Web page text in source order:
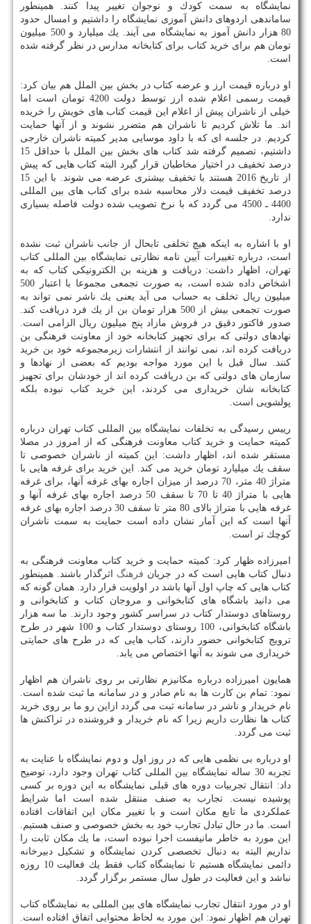
نمایشگاه به سمت كودك و نوجوان تغییر پیدا كنند. همینطور
ساماندهی اردوهای دانش آموزی نمایشگاه را داشتیم و امسال حدود
80 هزار دانش آموز به نمایشگاه می آیند. یك میلیارد و 500 میلیون
تومان هم برای خرید كتاب برای كتابخانه مدارس در نظر گرفته شده
است.
او درباره قیمت ارز و عرضه كتاب در بخش بین الملل هم بیان كرد:
قیمت رسمی اعلام شده ارز توسط دولت 4200 تومان است اما
خیلی از ناشران پیش از اعلام این قیمت كتاب های خویش را خریده
اند. ما تلاش كردیم تا ناشران هم متضرر نشوند و از آنها حمایت
كردیم. در جلسه ای كه با داود موسایی مدیر كمیته ناشران خارجی
داشتیم، تصمیم گرفته شد كتاب های بخش بین الملل با حداقل 15
درصد تخفیف در اختیار مخاطبان قرار گیرد البته كتاب هایی كه پیش
از تاریخ 2016 هستند با تخفیف بیشتری عرضه می شوند. با این 15
درصد تخفیف قیمت دلار محاسبه شده برای كتاب های بین المللی
4400 ـ 4500 می گردد كه با نرخ تصویب شده دولت فاصله بسیاری
ندارد.
او با اشاره به اینكه هیچ تخلفی تابحال از جانب ناشران ثبت نشده
است، درباره تغییرات آیین نامه نظارتی نمایشگاه بین المللی كتاب
تهران، اظهار داشت: دریافت و هزینه بن الكترونیكی كتاب كه به
اشخاص داده شده است، به صورت تجمعی مجموعا با اعتبار 500
میلیون ریال تخلف به حساب می آید یعنی یك ناشر نمی تواند به
صورت تجمعی بیش از 500 هزار تومان بن از یك فرد دریافت كند.
صدور فاكتور دقیق در فروش مازاد پنج میلیون ریال الزامی است.
نهادهای دولتی كه برای تجهیز كتابخانه خود از معاونت فرهنگی بن
دریافت كرده اند، نمی توانند از انتشارات زیرمجموعه خود بن خرید
كنند. سال قبل با این مورد مواجه بودیم كه بعضی از نهادها و
سازمان های دولتی كه بن دریافت كرده اند از خودشان برای تجهیز
كتابخانه شان خریداری می كردند، این خرید كتاب نبوده بلكه
پولشویی است.
رییس رسیدگی به تخلفات نمایشگاه بین المللی كتاب تهران درباره
كمیته حمایت و خرید كتاب معاونت فرهنگی كه از امروز در مصلا
مستقر شده اند، اظهار داشت: این كمیته از ناشران خصوصی تا
سقف یك میلیارد تومان خرید می كند. این خرید برای غرفه هایی با
متراژ 40 متر، 70 درصد از میزان اجاره بهای غرفه آنها، برای غرفه
هایی با متراژ 40 تا 70 تا سقف 50 درصد اجاره بهای غرفه آنها و
غرفه هایی با متراژ بالای 80 متر تا سقف 30 درصد اجاره بهای غرفه
آنها است كه این آمار نشان داده است حمایت به سمت ناشران
كوچك تر است.
امیرزاده ظهار كرد: كمیته حمایت و خرید كتاب معاونت فرهنگی به
دنبال كتاب هایی است كه در جریان فرهنگ اثرگذار باشند. همینطور
كتاب هایی كه چاپ اول آنها باشد در اولویت قرار دارد. همان گونه كه
می دانید باشگاه های كتابخوانی و مروجان كتاب و كتابخوانی و
روستاهای دوستدار كتاب در سراسر كشور وجود دارند. ما سه هزار
باشگاه كتابخوانی، 100 روستای دوستدار كتاب و 100 شهر در طرح
ترویج كتابخوانی حضور دارند، كتاب هایی كه در طرح های حمایتی
خریداری می شوند به آنها اختصاص می یابد.
همایون امیرزاده درباره مكانیزم نظارتی بر روی ناشران هم اظهار
نمود: تمام بن كارت ها به نام صادر و در سامانه ما ثبت شده است.
نام خریدار و ناشر در سامانه ثبت می گردد ازاین رو ما بر روی خرید
كتاب ها نظارت داریم زیرا كه نام خریدار و فروشنده در تراكنش ها
ثبت می گردد.
او درباره بی نظمی هایی كه در روز اول و دوم نمایشگاه با عنایت به
تجربه 30 ساله نمایشگاه بین المللی كتاب تهران وجود دارد، توضیح
داد: انتقال تجربیات دوره های قبلی نمایشگاه به این دوره بر كسی
پوشیده نیست. تجارب به صنف منتقل شده است اما شرایط
عملكردی ما تابع مكان است و با تغییر مكان این اتفاقات افتاده
است. ما در حال تبادل تجارب خود به بخش خصوصی و صنف هستیم.
این مورد به خاطر مانیفست اجرا نبوده است، ما یك مكان ثابت را
نداریم البته به دنبال تخصصی كردن نمایشگاه و تشكیل دبیرخانه
دائمی نمایشگاه هستیم تا نمایشگاه كتاب فقط یك فعالیت 10 روزه
نباشد و این فعالیت در طول سال مستمر برگزار گردد.
او در مورد انتقال تجارب نمایشگاه های بین المللی به نمایشگاه كتاب
تهران هم اظهار نمود: این مورد به لحاظ محتوایی اتفاق افتاده است.